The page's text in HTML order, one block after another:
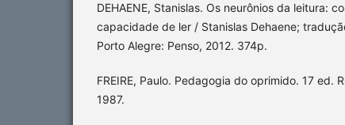
DEHAENE, Stanislas. Os neurônios da leitura:
capacidade de ler / Stanislas Dehaene;
Porto Alegre: Penso, 2012. 374p.
FREIRE, Paulo. Pedagogia do oprimido. 17 ed.
1987.